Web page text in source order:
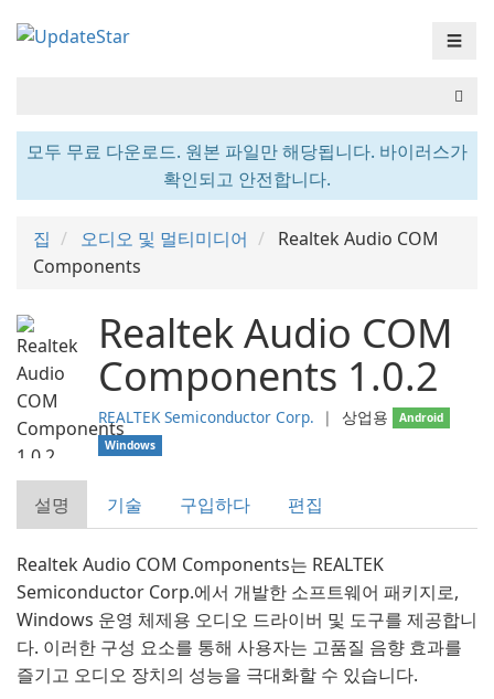
☰
모두 무료 다운로드. 원본 파일만 해당됩니다. 바이러스가
확인되고 안전합니다.
집 오디오 및 멀티미디어
Realtek Audio COM
Components
Realtek Audio COM
Components 1.0.2
REALTEK Semiconductor Corp. ❘ 상업용
Android
Windows
설명 기술 구입하다 편집
Realtek Audio COM Components는 REALTEK
Semiconductor Corp.에서 개발한 소프트웨어 패키지로,
Windows 운영 체제용 오디오 드라이버 및 도구를 제공합니
다. 이러한 구성 요소를 통해 사용자는 고품질 음향 효과를
즐기고 오디오 장치의 성능을 극대화할 수 있습니다.